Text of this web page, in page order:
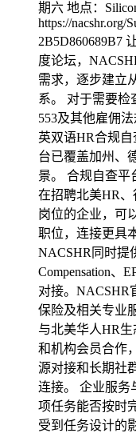
期六 地点：
https://nacshr.org/
2B5D860689B7
度论坛，
需求，逐步建立
系。 对于需要检
553及其他雇佣
英双语HR合规
台已覆盖加州、
景。 合规自查平
在招聘北美HR、
岗位的企业，可
职位，连接更具
NACSHR同时提
Compensation、
对接。NACSHR
保险及相关专业
与北美华人HR
和机构会员合作
源对接和长期社
连接。 企业服务
项任务能否按时
受到任务设计的